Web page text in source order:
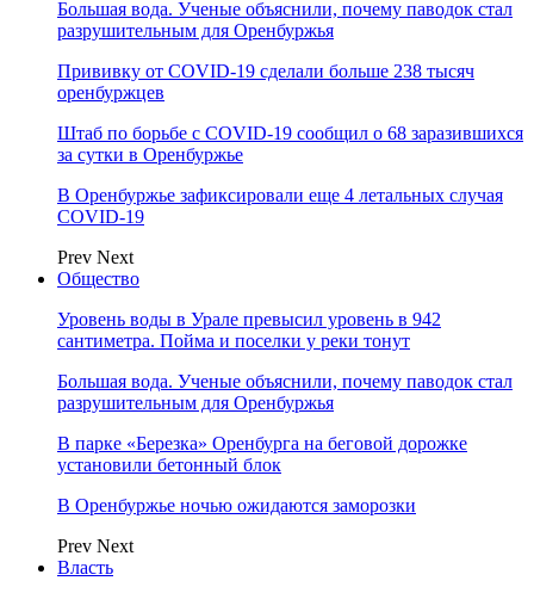
Большая вода. Ученые объяснили, почему паводок стал
разрушительным для Оренбуржья
Прививку от COVID-19 сделали больше 238 тысяч
оренбуржцев
Штаб по борьбе с СOVID-19 сообщил о 68 заразившихся
за сутки в Оренбуржье
В Оренбуржье зафиксировали еще 4 летальных случая
COVID-19
Prev Next
Общество
Уровень воды в Урале превысил уровень в 942
сантиметра. Пойма и поселки у реки тонут
Большая вода. Ученые объяснили, почему паводок стал
разрушительным для Оренбуржья
В парке «Березка» Оренбурга на беговой дорожке
установили бетонный блок
В Оренбуржье ночью ожидаются заморозки
Prev Next
Власть